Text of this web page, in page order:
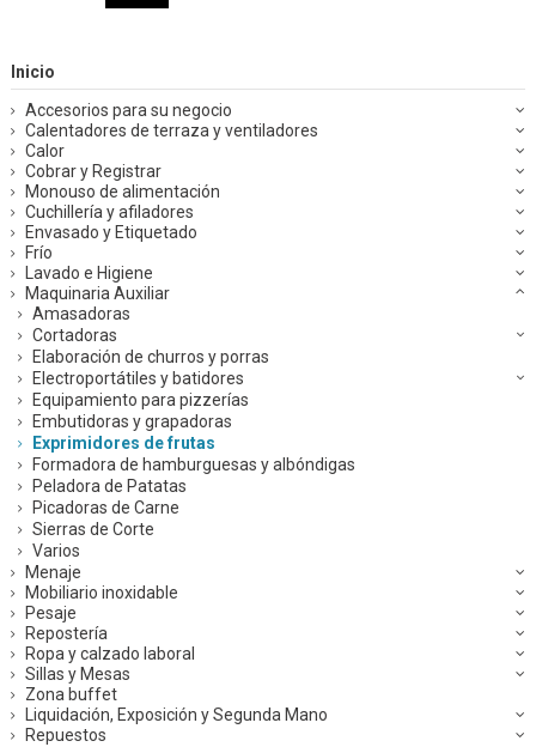
Inicio
Accesorios para su negocio
Calentadores de terraza y ventiladores
Calor
Cobrar y Registrar
Monouso de alimentación
Cuchillería y afiladores
Envasado y Etiquetado
Frío
Lavado e Higiene
Maquinaria Auxiliar
Amasadoras
Cortadoras
Elaboración de churros y porras
Electroportátiles y batidores
Equipamiento para pizzerías
Embutidoras y grapadoras
Exprimidores de frutas
Formadora de hamburguesas y albóndigas
Peladora de Patatas
Picadoras de Carne
Sierras de Corte
Varios
Menaje
Mobiliario inoxidable
Pesaje
Repostería
Ropa y calzado laboral
Sillas y Mesas
Zona buffet
Liquidación, Exposición y Segunda Mano
Repuestos